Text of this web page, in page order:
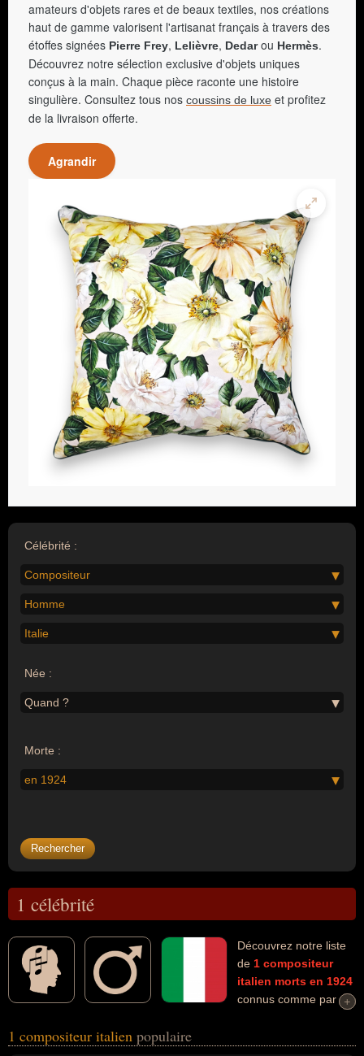
amateurs d'objets rares et de beaux textiles, nos créations
haut de gamme valorisent l'artisanat français à travers des
étoffes signées Pierre Frey, Lelièvre, Dedarou Hermès.
Découvrez notre sélection exclusive d'objets uniques
conçus à la main. Chaque pièce raconte une histoire
singulière. Consultez tous nos coussins de luxe et profitez
de la livraison offerte.
Agrandir
Célébrité :
Compositeur
Homme
Italie
Née :
Quand ?
Morte :
en 1924
1 célébrité
Découvrez notre liste
de 1 compositeur
italien morts en 1924
connus comme par
peuvent avoir des liens variés dans les domaines de l'art ou de la
+
+
1 compositeur italien populaire